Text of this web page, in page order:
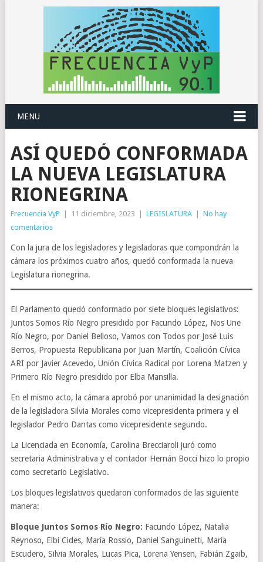
MENU
ASÍ QUEDÓ CONFORMADA
LA NUEVA LEGISLATURA
RIONEGRINA
Frecuencia VyP 11 diciembre, 2023 LEGISLATURA
No hay
comentarios
Con la jura de los legisladores y legisladoras que compondrán la
cámara los próximos cuatro años, quedó conformada la nueva
Legislatura rionegrina.
El Parlamento quedó conformado por siete bloques legislativos:
Juntos Somos Río Negro presidido por Facundo López, Nos Une
Río Negro, por Daniel Belloso, Vamos con Todos por José Luis
Berros, Propuesta Republicana por Juan Martín, Coalición Cívica
ARI por Javier Acevedo, Unión Cívica Radical por Lorena Matzen y
Primero Río Negro presidido por Elba Mansilla.
En el mismo acto, la cámara aprobó por unanimidad la designación
de la legisladora Silvia Morales como vicepresidenta primera y el
legislador Pedro Dantas como vicepresidente segundo.
La Licenciada en Economía, Carolina Brecciaroli juró como
secretaria Administrativa y el contador Hernán Bocci hizo lo propio
como secretario Legislativo.
Los bloques legislativos quedaron conformados de las siguiente
manera:
B loque Juntos Somos Río Negro: Facundo López, Natalia
Reynoso, Elbi Cides, María Rossio, Daniel Sanguinetti, María
Escudero, Silvia Morales, Lucas Pica, Lorena Yensen, Fabián Zgaib,